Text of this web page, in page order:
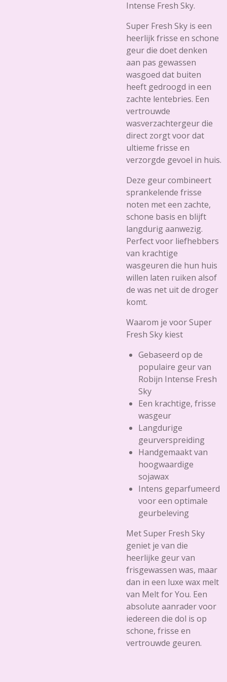
Intense Fresh Sky.
Super Fresh Sky is een
heerlijk frisse en schone
geur die doet denken
aan pas gewassen
wasgoed dat buiten
heeft gedroogd in een
zachte lentebries. Een
vertrouwde
wasverzachtergeur die
direct zorgt voor dat
ultieme frisse en
verzorgde gevoel in huis.
Deze geur combineert
sprankelende frisse
noten met een zachte,
schone basis en blijft
langdurig aanwezig.
Perfect voor liefhebbers
van krachtige
wasgeuren die hun huis
willen laten ruiken alsof
de was net uit de droger
komt.
Waarom je voor Super
Fresh Sky kiest
Gebaseerd op de
populaire geur van
Robijn Intense Fresh
Sky
Een krachtige, frisse
wasgeur
Langdurige
geurverspreiding
Handgemaakt van
hoogwaardige
sojawax
Intens geparfumeerd
voor een optimale
geurbeleving
MetSuper Fresh Sky
geniet je van die
heerlijke geur van
frisgewassen was, maar
dan in een luxe wax melt
van Melt for You. Een
absolute aanrader voor
iedereen die dol is op
schone, frisse en
vertrouwde geuren.